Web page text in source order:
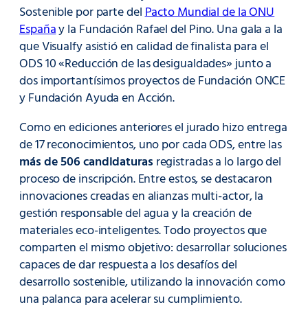
Sostenible por parte delPacto Mundial de la ONU
Españay la Fundación Rafael del Pino. Una gala a la
que Visualfy asistió en calidad de finalista para el
ODS 10 «Reducción de las desigualdades» junto a
dos importantísimos proyectos de Fundación ONCE
y Fundación Ayuda en Acción.
Como en ediciones anteriores el jurado hizo entrega
de 17 reconocimientos, uno por cada ODS, entre las
más de 506 candidaturas registradas a lo largo del
proceso de inscripción. Entre estos, se destacaron
innovaciones creadas en alianzas multi-actor, la
gestión responsable del agua y la creación de
materiales eco-inteligentes. Todo proyectos que
comparten el mismo objetivo: desarrollar soluciones
capaces de dar respuesta a los desafíos del
desarrollo sostenible, utilizando la innovación como
una palanca para acelerar su cumplimiento.